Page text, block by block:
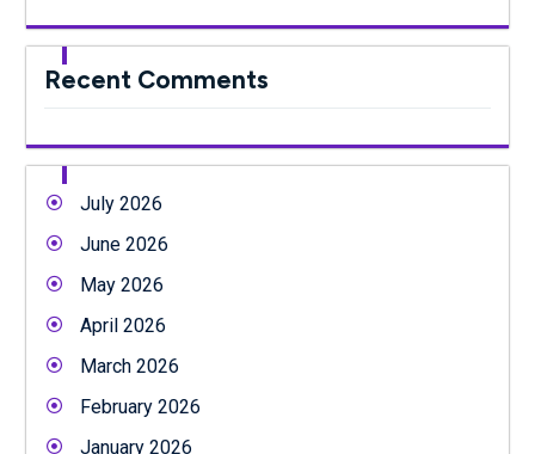
Recent Comments
July 2026
June 2026
May 2026
April 2026
March 2026
February 2026
January 2026